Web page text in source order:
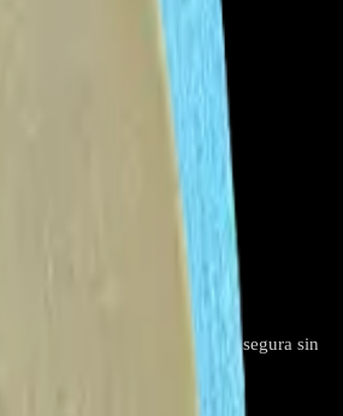
calidad garantiza una fijación segura sin